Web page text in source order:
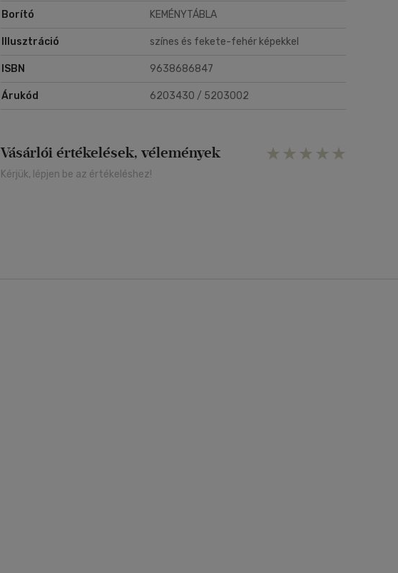
Borító KEMÉNYTÁBLA
Illusztráció színes és fekete-fehér képekkel
ISBN 9638686847
Árukód 6203430 / 5203002
Vásárlói értékelések, vélemények
Kérjük, lépjen be az értékeléshez!